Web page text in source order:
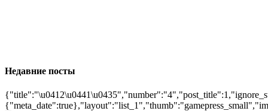
Недавние посты